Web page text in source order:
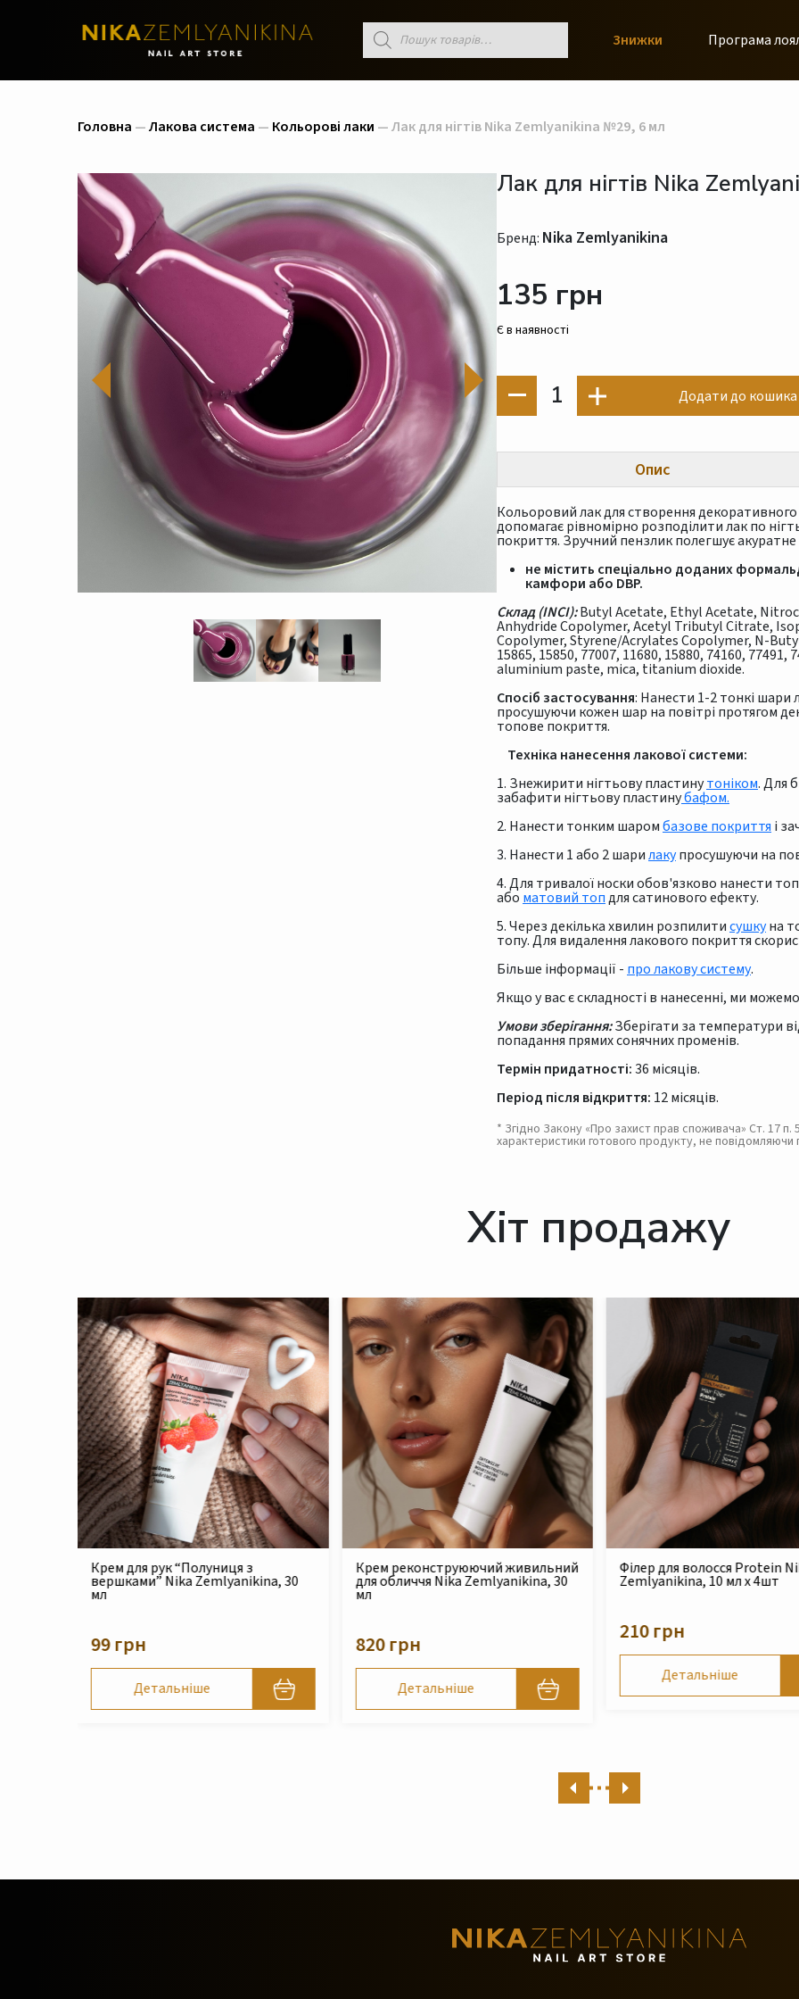
Пошук
товарів Знижки Програма
Головна —Лакова система — Кольорові лаки — Лак для нігтів Nika Zemlyanikina №29, 6 мл
Лак для нігтів Nika
Бренд: Nika Zemlyanikina
135 грн
Є в наявності
1 Додати до кошика
Опис
Кольоровий лак для створення
допомагає рівномірно розподілити лак по
покриття. Зручний пензлик полегшує
не містить спеціально доданих
камфори або DBP.
Склад (INCI):Butyl Acetate, Ethyl Acetate,
Anhydride Copolymer, Acetyl Tributyl Citrate,
Copolymer, Styrene/Acrylates Copolymer, N-
15865, 15850, 77007, 11680, 15880, 74160, 77491,
aluminium paste, mica, titanium dioxide.
Спосіб застосування: Нанести 1-2 тонкі шари
просушуючи кожен шар на повітрі протягом
топове покриття.
Техніка нанесення лакової системи:
1. Знежирити нігтьову пластинутоніком. Для
забафити нігтьову пластинубафом.
2. Нанести тонким шаромбазове покриття і
3. Нанести 1 або 2 шарилакупросушуючи на
4. Для тривалої носки обов'язково нанести
або матовий топдля сатинового ефекту.
5. Через декілька хвилин розпилитисушкуна
топу. Для видалення лакового покриття
Більше інформації - про лакову систему.
Якщо у вас є складності в нанесенні, ми
Умови зберігання:Зберігати за температури
попадання прямих сонячних променів.
Термін придатності:36 місяців.
Період після відкриття: 12 місяців.
* Згідно Закону «Про захист прав споживача» Ст. 17
характеристики готового продукту, не
Хіт продажу
Крем реконструюючий живильний
для обличчя Nika Zemlyanikina, 30
мл
820 грн
Детальніше
Філер для волосся Protein Nika
Zemlyanikina, 10 мл x 4шт
210 грн
Детальніше
Безсульфатний очищуючий
шампунь для сухого та
пошкодженого волосся Nika
490 грн
Детальніше